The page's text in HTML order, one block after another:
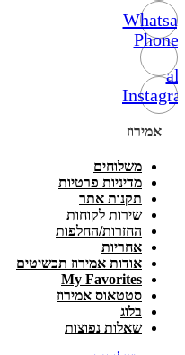
Phone-
alt
אמירוז
משלוחים
מדיניות פרטיות
תקנות אתר
שירות לקוחות
החזרות/החלפות
אחריות
אודות אמירוז תכשיטים
My Favorites
סטטאוס אמירוז
בלוג
שאלות נפוצות